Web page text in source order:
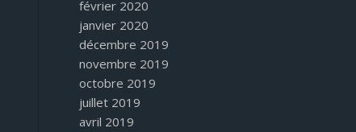
février 2020
janvier 2020
décembre 2019
novembre 2019
octobre 2019
juillet 2019
avril 2019